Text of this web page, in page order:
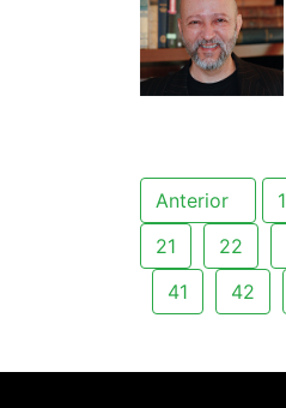
Anterior 1
21
22
41
42